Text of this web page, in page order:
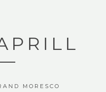
MORESCO